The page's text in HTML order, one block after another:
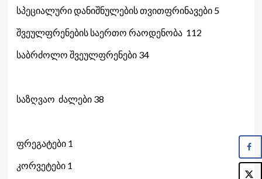
სპეციალური დანიშნულების თვითფრინავები 5
შვეულფრენების საერთო რაოდენობა 112
საბრძოლო შვეულფრენები 34
საზღვაო ძალები 38
ფრეგატები 1
კორვეტები 1